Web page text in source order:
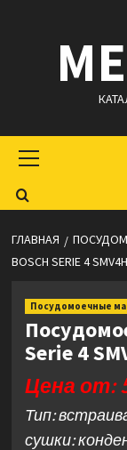
содержимому
меню
ГЛАВНАЯ
BOSCH SERIE 4
Посудомоечные
Serie 4
Цена от:
Тип:
сушки: